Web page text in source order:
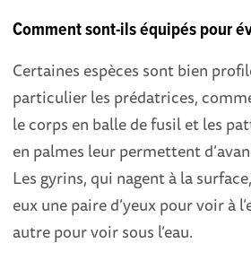
Comment sont-ils équipés pour
Certaines espèces sont bien
particulier les prédatrices,
le corps en balle de fusil et les
en palmes leur permettent
Les gyrins, qui nagent à la
eux une paire d’yeux pour voir à
autre pour voir sous l’eau.